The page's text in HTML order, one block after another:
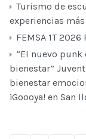
Turismo de
experiencias
FEMSA 1T
“El nuevo
bienestar”
bienestar
¡Goooya! en San